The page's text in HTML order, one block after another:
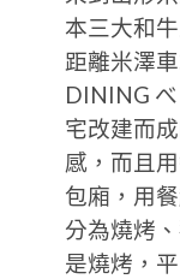
本三大和
距離米澤
DINING
宅改建而
感，而且
包廂，用
分為燒烤
是燒烤，